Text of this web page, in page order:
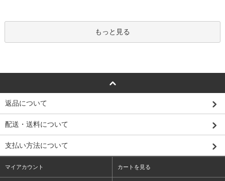
もっと見る
返品について
配送・送料について
支払い方法について
マイアカウント カートを見る